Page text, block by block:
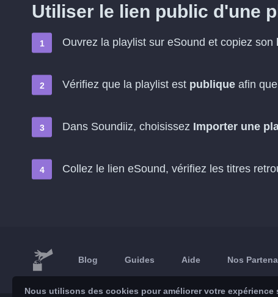
Utiliser le lien public d'une
Ouvrez la playlist sur eSound et copiez son
Vérifiez que la playlist est publique afin
Dans Soundiiz, choisissez Importer une
Collez le lien eSound, vérifiez les titres
Blog Guides Aide Nos
Nous utilisons des cookies pour améliorer votre